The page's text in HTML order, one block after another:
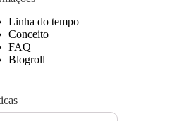
Linha do tempo
Conceito
FAQ
Blogroll